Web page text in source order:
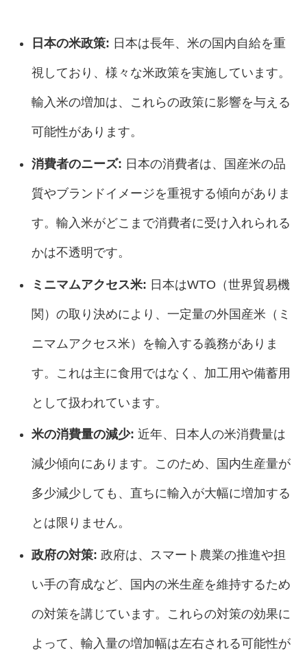
日本の米政策: 日本は長年、米の国内自給を重
視しており、様々な米政策を実施しています。
輸入米の増加は、これらの政策に影響を与える
可能性があります。
消費者のニーズ: 日本の消費者は、国産米の品
質やブランドイメージを重視する傾向がありま
す。輸入米がどこまで消費者に受け入れられる
かは不透明です。
ミニマムアクセス米: 日本はWTO（世界貿易機
関）の取り決めにより、一定量の外国産米（ミ
ニマムアクセス米）を輸入する義務がありま
す。これは主に食用ではなく、加工用や備蓄用
として扱われています。
米の消費量の減少: 近年、日本人の米消費量は
減少傾向にあります。このため、国内生産量が
多少減少しても、直ちに輸入が大幅に増加する
とは限りません。
政府の対策: 政府は、スマート農業の推進や担
い手の育成など、国内の米生産を維持するため
の対策を講じています。これらの対策の効果に
よって、輸入量の増加幅は左右される可能性が